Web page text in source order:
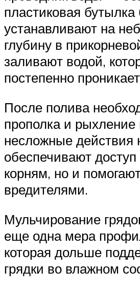
пластиковая
устанавливают на
глубину в
заливают водой,
постепенно
После полива
прополка и
несложные действия
обеспечивают доступ
корням, но и
вредителями.
Мульчирование
еще одна мера
которая дольше
грядки во влажном